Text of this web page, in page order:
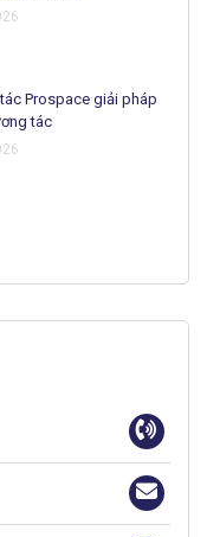
Prospace giải pháp
tác